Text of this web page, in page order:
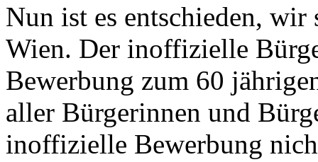
Nun ist es entschieden,
Wien. Der inoffizielle
Bewerbung zum 60
aller Bürgerinnen und
inoffizielle Bewerbung